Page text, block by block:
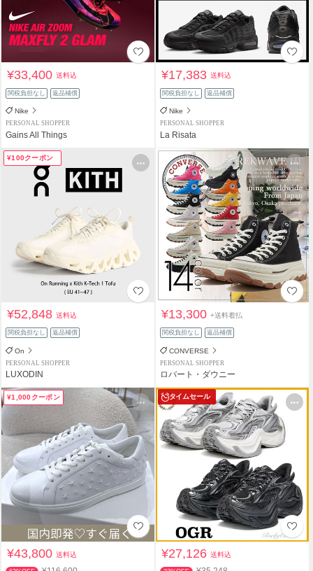
¥33,400送料込
関税負担なし 返品補償
Nike
PERSONAL SHOPPER
Gains All Things
¥17,383送料込
関税負担なし 返品補償
Nike
PERSONAL SHOPPER
La Risata
¥100クーポン
¥52,848送料込
関税負担なし 返品補償
On
PERSONAL SHOPPER
LUXODIN
¥13,300+送料着払
関税負担なし 返品補償
CONVERSE
PERSONAL SHOPPER
ロバート・ダウニー
¥1,000クーポン
¥43,800送料込
タイムセール
¥27,126送料込